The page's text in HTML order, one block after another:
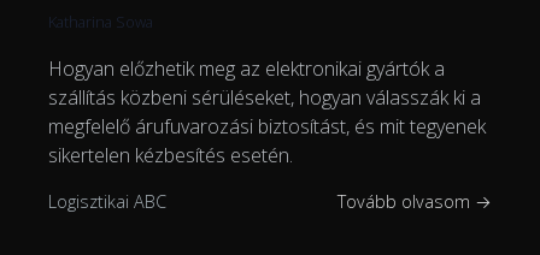
Katharina Sowa
Hogyan előzhetik meg az elektronikai gyártók a
szállítás közbeni sérüléseket, hogyan válasszák ki a
megfelelő árufuvarozási biztosítást, és mit tegyenek
sikertelen kézbesítés esetén.
Logisztikai ABC Tovább olvasom →